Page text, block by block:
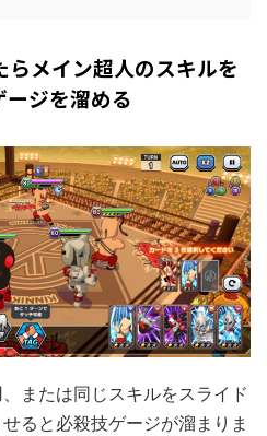
メイン超人のスキルを
ジを溜める
または同じスキルをスライド
ると必殺技ゲージが溜まりま